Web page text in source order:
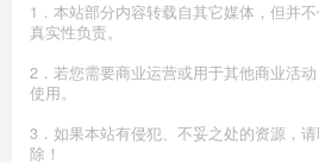
1．本站部分内容转载自其它媒体，但并
真实性负责。
2．若您需要商业运营或用于其他商业活
使用。
3．如果本站有侵犯、不妥之处的资源，
除！